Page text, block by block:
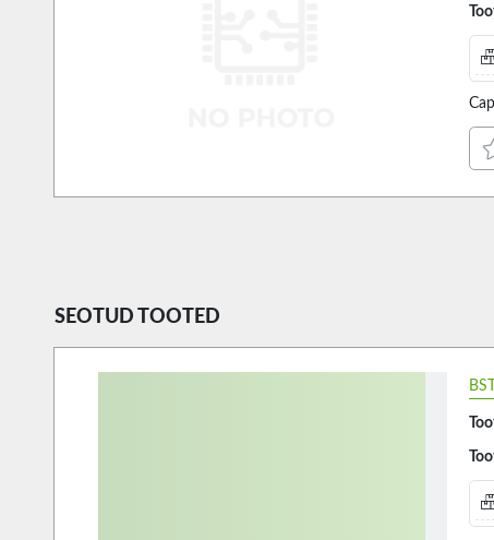
SEOTUD TOOTED